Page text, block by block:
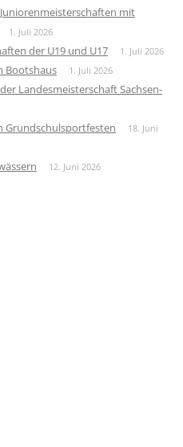
mit
1. Juli 2026
der U19 und U17 1. Juli 2026
Bootshaus 1. Juli 2026
Landesmeisterschaft Sachsen-
Grundschulsportfesten
18. Juni
12. Juni 2026